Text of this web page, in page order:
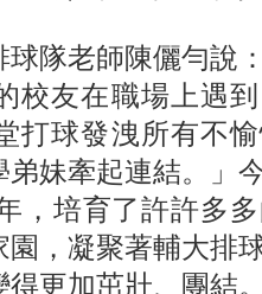
隊老師陳儷勻說
校友在職場上遇
打球發洩所有不
妹牽起連結。」
，培育了許許多
，凝聚著輔大排
更加茁壯、團結